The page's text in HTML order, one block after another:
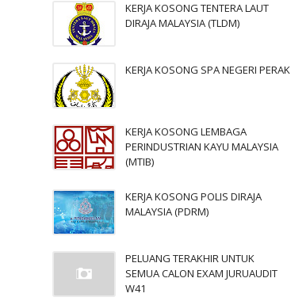
KERJA KOSONG TENTERA LAUT
DIRAJA MALAYSIA (TLDM)
KERJA KOSONG SPA NEGERI PERAK
KERJA KOSONG LEMBAGA
PERINDUSTRIAN KAYU MALAYSIA
(MTIB)
KERJA KOSONG POLIS DIRAJA
MALAYSIA (PDRM)
PELUANG TERAKHIR UNTUK
SEMUA CALON EXAM JURUAUDIT
W41